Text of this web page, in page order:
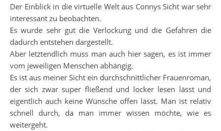
Der Einblick in die virtuelle Welt aus Connys Sicht war sehr
interessant zu beobachten.
Es wurde sehr gut die Verlockung und die Gefahren die
dadurch entstehen dargestellt.
Aber letztendlich muss man auch hier sagen, es ist immer
vom jeweiligen Menschen abhängig.
Es ist aus meiner Sicht ein durchschnittlicher Frauenroman,
der sich zwar super fließend und locker lesen lässt und
eigentlich auch keine Wünsche offen lässt. Man ist relativ
schnell durch, da man immer wissen möchte, wie es
weitergeht.